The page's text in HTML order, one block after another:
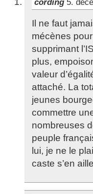
cording 5.
Il ne faut
mécènes
supprimant
plus,
valeur
attaché. La
jeunes
commettre
nombreuses
peuple
lui, je ne le
caste s’en